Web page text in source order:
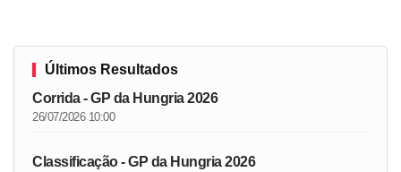
Últimos Resultados
Corrida - GP da Hungria 2026
26/07/2026 10:00
Classificação - GP da Hungria 2026